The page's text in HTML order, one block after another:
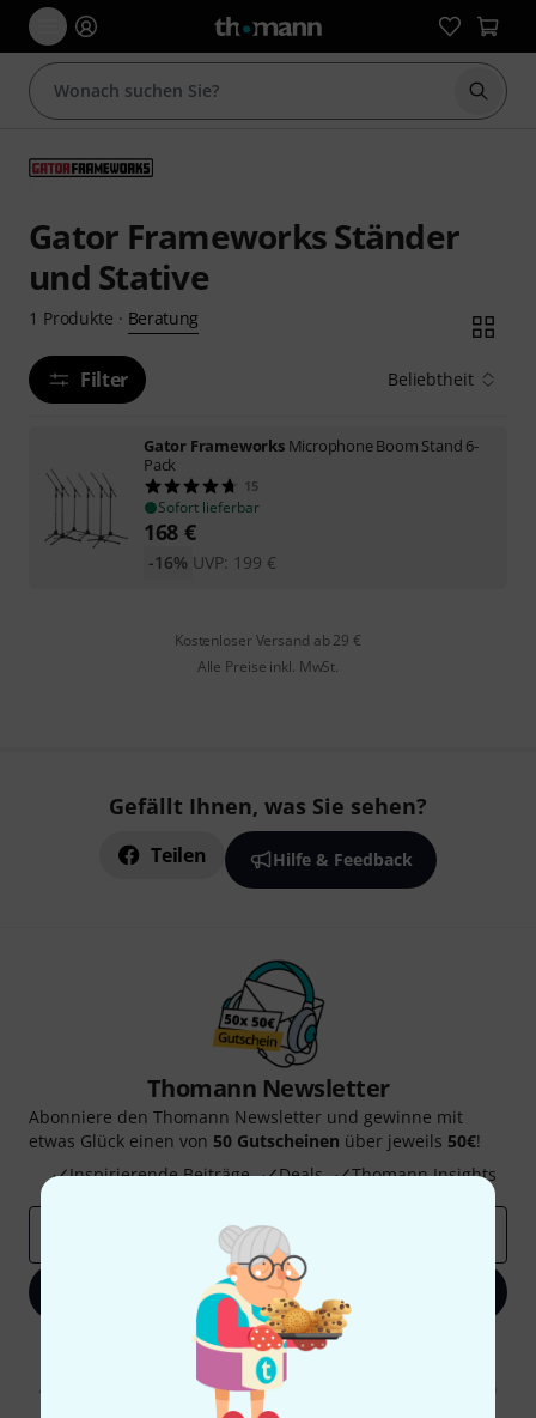
Suche
Gator Frameworks Ständer
und Stative
1 Produkte · Beratung
Filter Beliebtheit
Gator Frameworks Microphone Boom Stand 6-
Pack
15
Sofort lieferbar
168 €
UVP: 199 €
-16%
Kostenloser Versand ab 29 €
Alle Preise inkl. MwSt.
Gefällt Ihnen, was Sie sehen?
Teilen Hilfe & Feedback
Thomann Newsletter
Abonniere den Thomann Newsletter und gewinne mit
etwas Glück einen von 50 Gutscheinen über jeweils 50€!
Inspirierende Beiträge
Deals Thomann Insights
Jetzt anmelden
Mit Klick auf „Jetzt anmelden“ stimmen Sie dem Erhalt von E-Mail-
Werbung und einer Messung des E-Mail-Nutzungsverhaltens zu. Die
Abmeldung ist jederzeit möglich. Weitere Informationen finden Sie in
unserenDatenschutzhinweisen